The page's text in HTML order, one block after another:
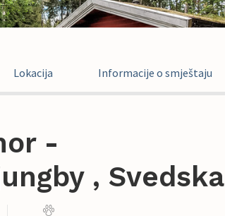
Lokacija Informacije o smještaju
-
, Svedska